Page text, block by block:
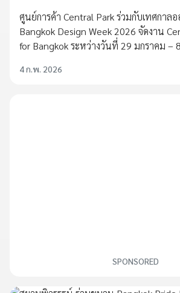
ศูนย์การค้า Central Park ร่วมกับเทศกาล
Bangkok Design Week 2026 จัดงาน
for Bangkok ระหว่างวันที่ 29 มกราคม –
4 ก.พ. 2026
SPONSORED